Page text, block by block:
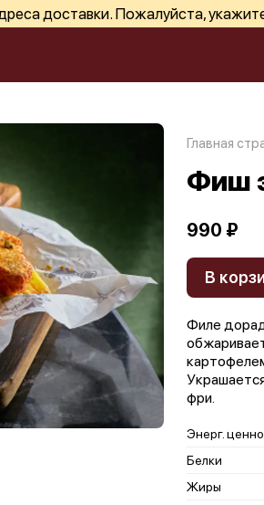
доставки. Пожалуйста,
Главная
Фиш
990 ₽
В
Филе
фри.
Энерг.
Белки
Жиры